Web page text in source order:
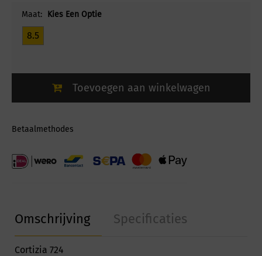
Maat: Kies Een Optie
8.5
Toevoegen aan winkelwagen
Betaalmethodes
Omschrijving Specificaties
Cortizia 724